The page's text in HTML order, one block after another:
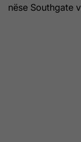
nëse Southgate